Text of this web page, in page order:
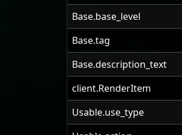
Base.base_level
Base.tag
Base.description_text
client.RenderItem
Usable.use_type